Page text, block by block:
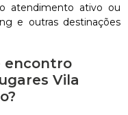
atendimento ativo ou
e outras destinações
encontro
Vila